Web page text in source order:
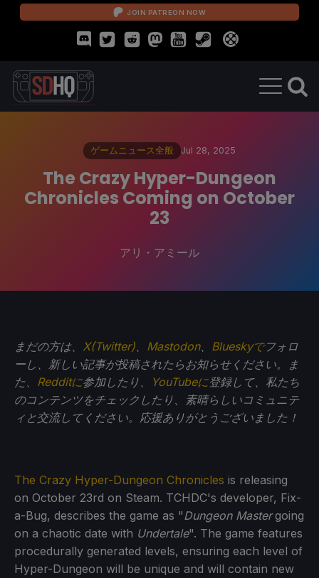
JOIN PATREON NOW
ゲームニュース全般 Jul 28, 2025
The Crazy Hyper-Dungeon
Chronicles Coming on October
23
アリ・アミール
まだの方は、 X(Twitter) Mastodon、 Blueskyでフォロ
ーし、新しい記事が投稿されたらお知らせください。ま
た、 Redditに参加したり、 YouTubeに登録して、私たち
のコンテンツをチェックしたり、素晴らしいコミュニテ
ィと交流してください。応援ありがとうございました！
The Crazy Hyper-Dungeon Chronicles is releasing
on October 23rd on Steam. TCHDC's developer, Fix-
a-Bug, describes the game as "Dungeon Master going
on a chaotic date with Undertale". The game features
procedurally generated levels, ensuring each level of
Hyper-Dungeon will be unique and will contain new